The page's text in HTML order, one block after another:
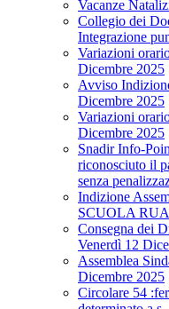
Vacanze
Collegio dei
Integrazione
Variazioni
Dicembre 2025
Avviso
Dicembre 2025
Variazioni
Dicembre 2025
Snadir Info-
riconosciuto il
senza
Indizione
SCUOLA RUA
Consegna dei
Venerdì 12
Assemblea
Dicembre 2025
Circolare 54